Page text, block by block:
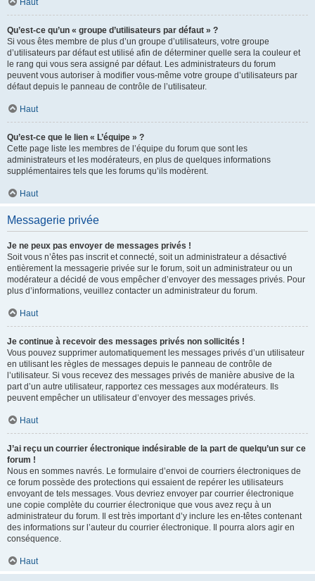
Haut
Qu’est-ce qu’un « groupe d’utilisateurs par défaut » ?
Si vous êtes membre de plus d’un groupe d’utilisateurs, votre groupe
d’utilisateurs par défaut est utilisé afin de déterminer quelle sera la couleur et
le rang qui vous sera assigné par défaut. Les administrateurs du forum
peuvent vous autoriser à modifier vous-même votre groupe d’utilisateurs par
défaut depuis le panneau de contrôle de l’utilisateur.
Haut
Qu’est-ce que le lien « L’équipe » ?
Cette page liste les membres de l’équipe du forum que sont les
administrateurs et les modérateurs, en plus de quelques informations
supplémentaires tels que les forums qu’ils modèrent.
Haut
Messagerie privée
Je ne peux pas envoyer de messages privés !
Soit vous n’êtes pas inscrit et connecté, soit un administrateur a désactivé
entièrement la messagerie privée sur le forum, soit un administrateur ou un
modérateur a décidé de vous empêcher d’envoyer des messages privés. Pour
plus d’informations, veuillez contacter un administrateur du forum.
Haut
Je continue à recevoir des messages privés non sollicités !
Vous pouvez supprimer automatiquement les messages privés d’un utilisateur
en utilisant les règles de messages depuis le panneau de contrôle de
l’utilisateur. Si vous recevez des messages privés de manière abusive de la
part d’un autre utilisateur, rapportez ces messages aux modérateurs. Ils
peuvent empêcher un utilisateur d’envoyer des messages privés.
Haut
J’ai reçu un courrier électronique indésirable de la part de quelqu’un sur ce
forum !
Nous en sommes navrés. Le formulaire d’envoi de courriers électroniques de
ce forum possède des protections qui essaient de repérer les utilisateurs
envoyant de tels messages. Vous devriez envoyer par courrier électronique
une copie complète du courrier électronique que vous avez reçu à un
administrateur du forum. Il est très important d’y inclure les en-têtes contenant
des informations sur l’auteur du courrier électronique. Il pourra alors agir en
conséquence.
Haut